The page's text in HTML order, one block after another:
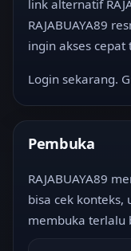
link alternatif
RAJABUAYA89
ingin akses
Login sekarang.
Pembuka
RAJABUAYA89
bisa cek
membuka terlalu